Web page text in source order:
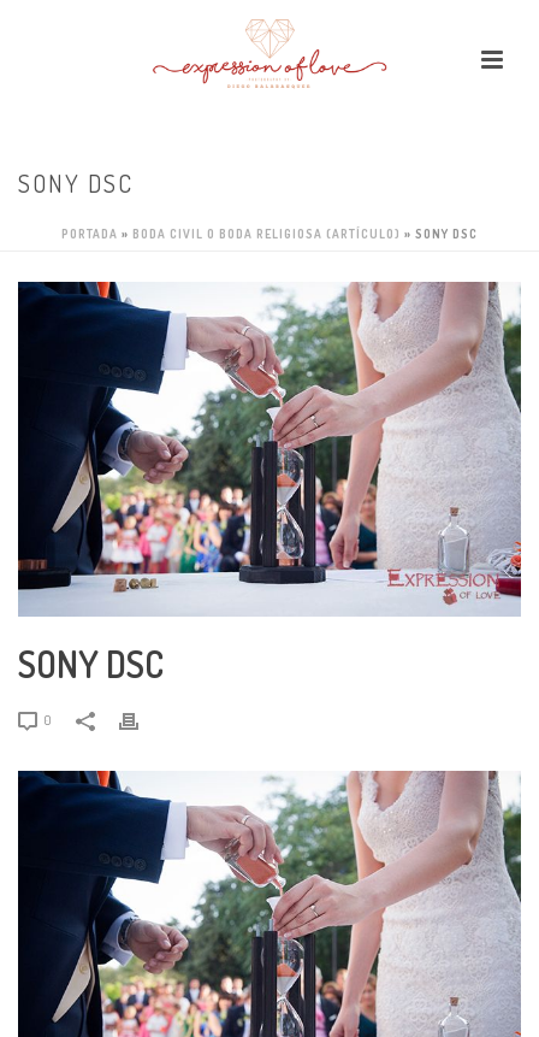
SONY DSC
PORTADA » BODA CIVIL O BODA RELIGIOSA (ARTÍCULO) » SONY DSC
SONY DSC
0